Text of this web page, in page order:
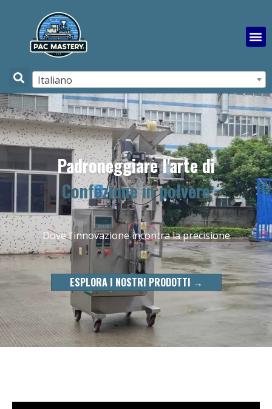
Italiano
Padroneggiare l'arte di
Confezione in polvere
Dove l'innovazione incontra la precisione
ESPLORA I NOSTRI PRODOTTI →